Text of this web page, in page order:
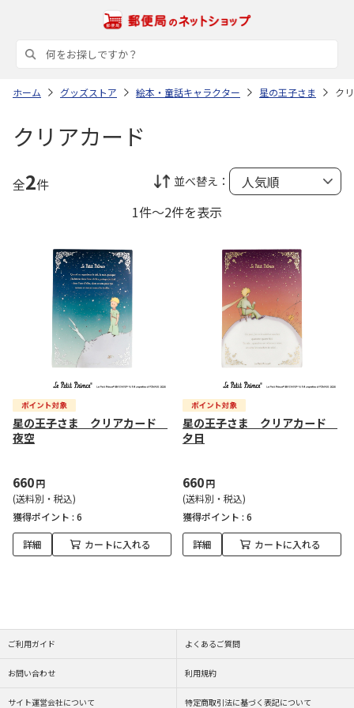
ホーム グッズストア 絵本・童話キャラクター 星の王子さま ク
クリアカード
全2件 並べ替え：
1件～2件を表示
星の王子さま クリアカード
夜空
660円
(送料別・税込)
獲得ポイント : 6
詳細 カートに入れる
星の王子さま クリアカード
夕日
660円
(送料別・税込)
獲得ポイント : 6
詳細 カートに入れる
ご利用ガイド よくあるご質問
お問い合わせ 利用規約
サイト運営会社について 特定商取引法に基づく表記について